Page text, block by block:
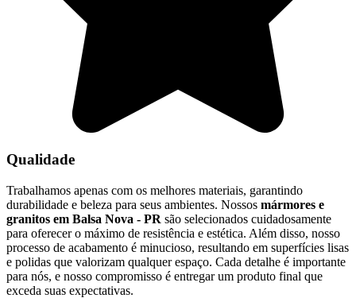
Qualidade
Trabalhamos apenas com os melhores materiais, garantindo
durabilidade e beleza para seus ambientes. Nossos mármores e
granitos em Balsa Nova - PR são selecionados cuidadosamente
para oferecer o máximo de resistência e estética. Além disso, nosso
processo de acabamento é minucioso, resultando em superfícies lisas
e polidas que valorizam qualquer espaço. Cada detalhe é importante
para nós, e nosso compromisso é entregar um produto final que
exceda suas expectativas.